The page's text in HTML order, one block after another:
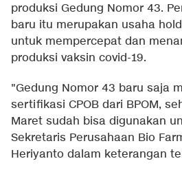
produksi Gedung Nomor 43.
baru itu merupakan usaha
untuk mempercepat dan
produksi vaksin covid-19.
"Gedung Nomor 43 baru saja
sertifikasi CPOB dari BPOM,
Maret sudah bisa digunakan
Sekretaris Perusahaan Bio
Heriyanto dalam keterangan